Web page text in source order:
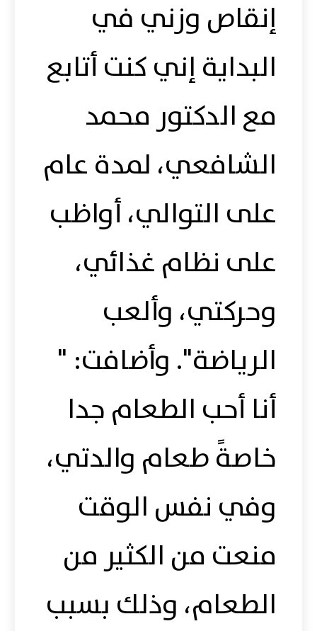
إنقاص وزني في
البداية إني كنت أتابع
مع الدكتور محمد
الشافعي، لمدة عام
على التوالي، أواظب
على نظام غذائي،
وحركتي، وألعب
الرياضة". وأضافت: "
أنا أحب الطعام جدا
خاصةً طعام والدتي،
وفي نفس الوقت
منعت من الكثير من
الطعام، وذلك بسبب